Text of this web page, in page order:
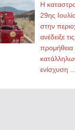
Η
29ης
στην
ανέδειξε
προμήθεια
ενίσχυση ...